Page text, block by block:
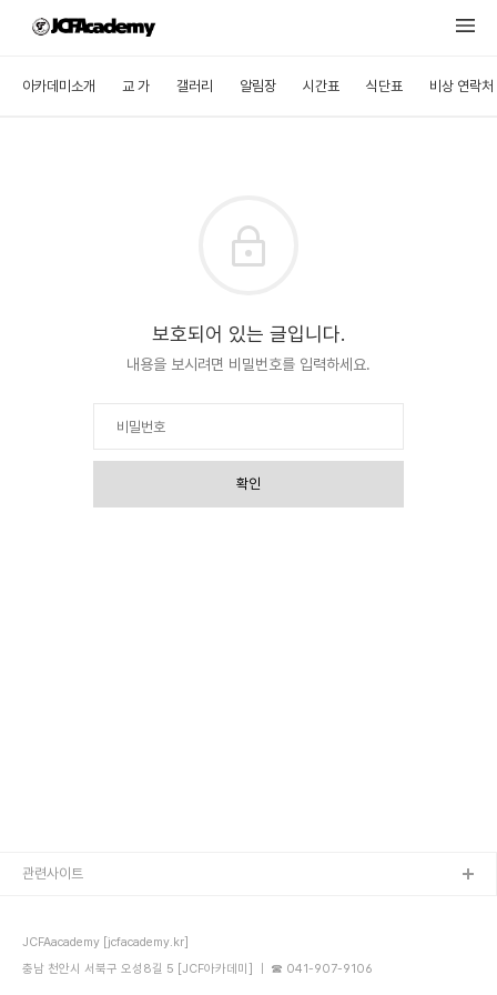
아카데미소개 교 가 갤러리 알림장 시간표 식단표 비상 연락처
보호되어 있는 글입니다.
내용을 보시려면 비밀번호를 입력하세요.
확인
JCFAacademy [jcfacademy.kr]
충남 천안시 서북구 오성8길 5 [JCF아카데미] ｜ ☎ 041-907-9106
관련사이트